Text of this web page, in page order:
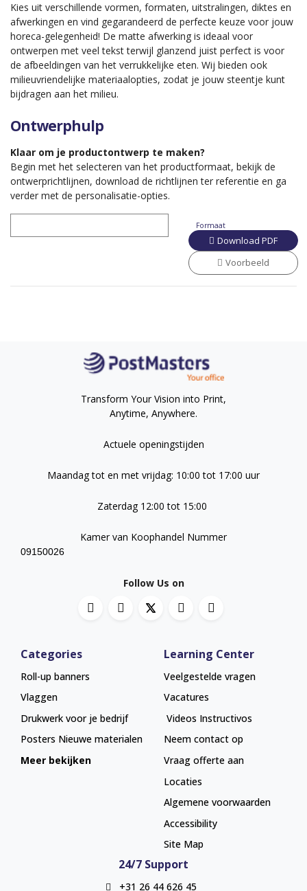
Kies uit verschillende vormen, formaten, uitstralingen, diktes en
afwerkingen en vind gegarandeerd de perfecte keuze voor jouw
horeca-gelegenheid! De matte afwerking is ideaal voor
ontwerpen met veel tekst terwijl glanzend juist perfect is voor
de afbeeldingen van het verrukkelijke eten. Wij bieden ook
milieuvriendelijke materiaalopties, zodat je jouw steentje kunt
bijdragen aan het milieu.
Ontwerphulp
Klaar om je productontwerp te maken?
Begin met het selecteren van het productformaat, bekijk de
ontwerprichtlijnen, download de richtlijnen ter referentie en ga
verder met de personalisatie-opties.
Formaat
Download PDF
Voorbeeld
Transform Your Vision into Print,
Anytime, Anywhere.
Actuele openingstijden
Maandag tot en met vrijdag: 10:00 tot 17:00 uur
Zaterdag 12:00 tot 15:00
Kamer van Koophandel Nummer
09150026
Follow Us on
Categories
Roll-up banners
Vlaggen
Drukwerk voor je bedrijf
Posters Nieuwe materialen
Meer bekijken
Learning Center
Veelgestelde vragen
Vacatures
Videos Instructivos
Neem contact op
Vraag offerte aan
Locaties
Algemene voorwaarden
Accessibility
Site Map
24/7 Support
+31 26 44 626 45